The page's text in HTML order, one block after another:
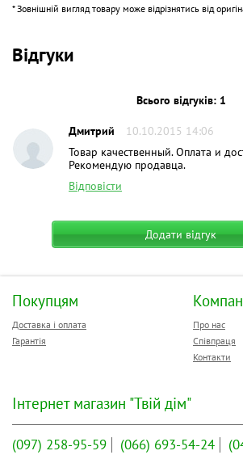
* Зовнішній вигляд товару може відрізнятись від
Відгуки
Всього відгуків: 1
Дмитрий
10.10.2015 14:06
Товар качественный. Оплата и
Рекомендую продавца.
Відповісти
Додати відгук
Покупцям
Доставка і оплата
Гарантія
Про нас
Співпраця
Контакти
Інтернет магазин "Твій дім"
(097) 258-95-59 (066) 693-54-24